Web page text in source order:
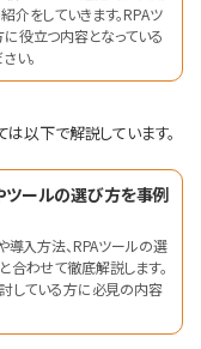
をしていきます。RPAツ
役立つ内容となっている
い。
以下で解説しています。
ツールの選び方を事例
導入方法、RPAツールの選
合わせて徹底解説します。
している方に必見の内容